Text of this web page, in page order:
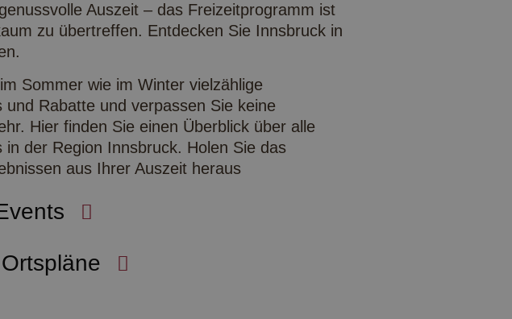
Auszeit – das Freizeitprogramm ist
zu übertreffen. Entdecken Sie Innsbruck in
Sommer wie im Winter vielzählige
und Rabatte und verpassen Sie keine
Hier finden Sie einen Überblick über alle
in der Region Innsbruck. Holen Sie das
aus Ihrer Auszeit heraus